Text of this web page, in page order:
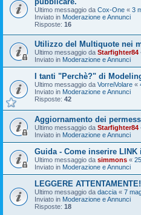
Ultimo messaggio da Cox-One « 3
Inviato in Moderazione e Annunci
Risposte: 16
Utilizzo del Multiquote nei
Ultimo messaggio da Starfighter84
Inviato in Moderazione e Annunci
I tanti "Perchè?" di
Ultimo messaggio da VorreiVolare «
Inviato in Moderazione e Annunci
Risposte: 42
Aggiornamento dei
Ultimo messaggio da Starfighter84
Inviato in Moderazione e Annunci
Guida - Come inserire
Ultimo messaggio da simmons «
Inviato in Moderazione e Annunci
LEGGERE
Ultimo messaggio da daccia « 7
Inviato in Moderazione e Annunci
Risposte: 18